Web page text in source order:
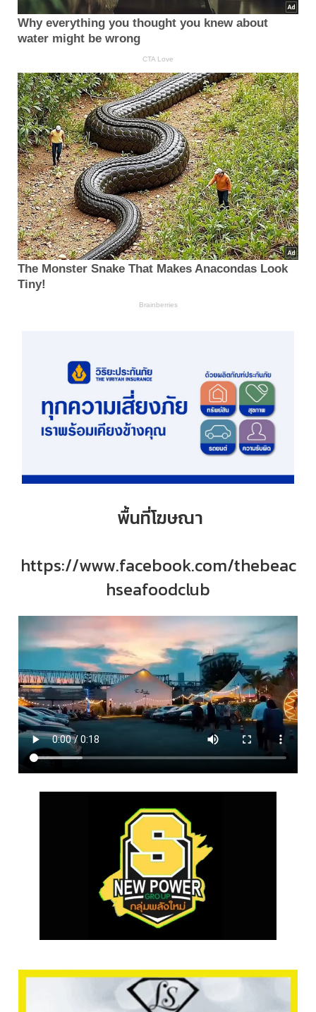
พื้นที่โฆษณา
https://www.facebook.com/thebeac
hseafoodclub